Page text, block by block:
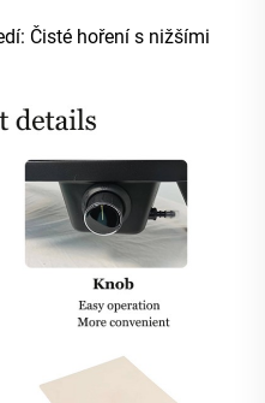
Čisté hoření s nižšími